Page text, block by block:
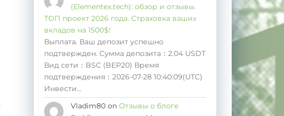
(Elementex.tech): обзор и отзывы.
ТОП проект 2026 года. Страховка ваших
вкладов на 1500$!
Выплата. Ваш депозит успешно
подтвержден. Сумма депозита：2.04 USDT
Вид сети：BSC (BEP20) Время
подтверждения：2026-07-28 10:40:09(UTC)
Инвести…
Vladim80 on Отзывы о блоге